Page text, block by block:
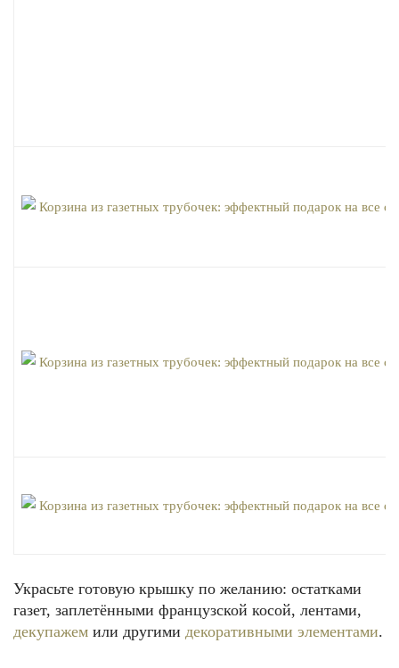
Украсьте готовую крышку по желанию: остатками
газет, заплетёнными французской косой, лентами,
декупажем или другими декоративными элементами.